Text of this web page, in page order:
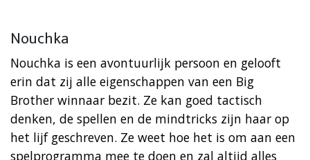
Nouchka
Nouchka is een avontuurlijk persoon en gelooft
erin dat zij alle eigenschappen van een Big
Brother winnaar bezit. Ze kan goed tactisch
denken, de spellen en de mindtricks zijn haar op
het lijf geschreven. Ze weet hoe het is om aan een
spelprogramma mee te doen en zal altijd alles